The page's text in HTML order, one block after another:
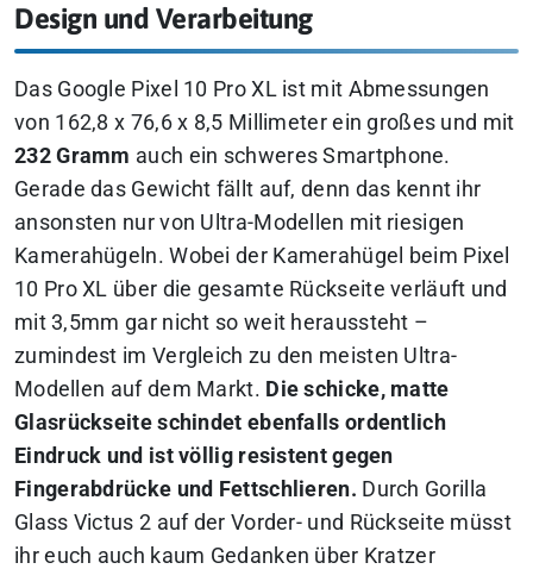
Design und Verarbeitung
Das Google Pixel 10 Pro XL ist mit Abmessungen
von 162,8 x 76,6 x 8,5 Millimeter ein großes und mit
232 Gramm auch ein schweres Smartphone.
Gerade das Gewicht fällt auf, denn das kennt ihr
ansonsten nur von Ultra-Modellen mit riesigen
Kamerahügeln. Wobei der Kamerahügel beim Pixel
10 Pro XL über die gesamte Rückseite verläuft und
mit 3,5mm gar nicht so weit heraussteht –
zumindest im Vergleich zu den meisten Ultra-
Modellen auf dem Markt. Die schicke, matte
Glasrückseite schindet ebenfalls ordentlich
Eindruck und ist völlig resistent gegen
Fingerabdrücke und Fettschlieren. Durch Gorilla
Glass Victus 2 auf der Vorder- und Rückseite müsst
ihr euch auch kaum Gedanken über Kratzer